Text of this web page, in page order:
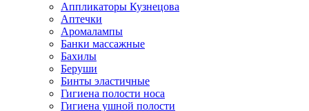
Аппликаторы Кузнецова
Аптечки
Аромалампы
Банки массажные
Бахилы
Беруши
Бинты эластичные
Гигиена полости носа
Гигиена ушной полости